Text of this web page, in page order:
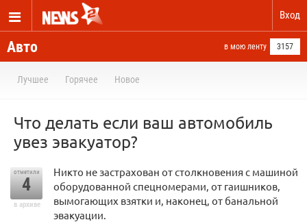
Вход
Авто в мою ленту 3157
Лучшее Горячее Новое
Что делать если ваш автомобиль
увез эвакуатор?
отметили
4
в архиве
Никто не застрахован от столкновения с машиной
оборудованной спецномерами, от гаишников,
вымогающих взятки и, наконец, от банальной
эвакуации.